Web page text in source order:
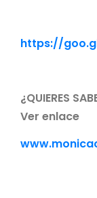
https://
¿QUIERES
Ver enlace